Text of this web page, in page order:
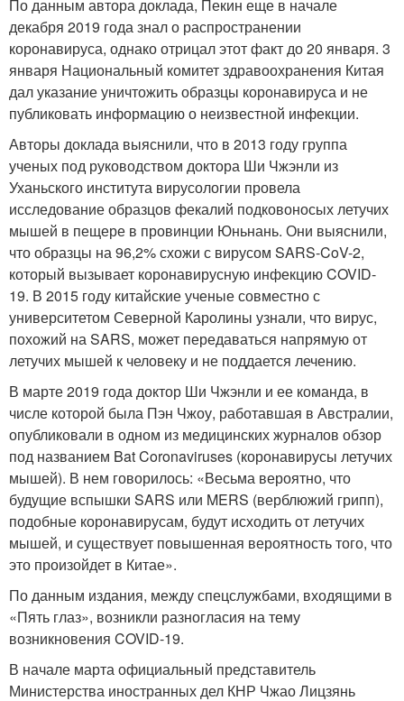
По данным автора доклада, Пекин еще в начале
декабря 2019 года знал о распространении
коронавируса, однако отрицал этот факт до 20 января. 3
января Национальный комитет здравоохранения Китая
дал указание уничтожить образцы коронавируса и не
публиковать информацию о неизвестной инфекции.
Авторы доклада выяснили, что в 2013 году группа
ученых под руководством доктора Ши Чжэнли из
Уханьского института вирусологии провела
исследование образцов фекалий подковоносых летучих
мышей в пещере в провинции Юньнань. Они выяснили,
что образцы на 96,2% схожи с вирусом SARS-CoV-2,
который вызывает коронавирусную инфекцию COVID-
19. В 2015 году китайские ученые совместно с
университетом Северной Каролины узнали, что вирус,
похожий на SARS, может передаваться напрямую от
летучих мышей к человеку и не поддается лечению.
В марте 2019 года доктор Ши Чжэнли и ее команда, в
числе которой была Пэн Чжоу, работавшая в Австралии,
опубликовали в одном из медицинских журналов обзор
под названием Bat Coronaviruses (коронавирусы летучих
мышей). В нем говорилось: «Весьма вероятно, что
будущие вспышки SARS или MERS (верблюжий грипп),
подобные коронавирусам, будут исходить от летучих
мышей, и существует повышенная вероятность того, что
это произойдет в Китае».
По данным издания, между спецслужбами, входящими в
«Пять глаз», возникли разногласия на тему
возникновения COVID-19.
В начале марта официальный представитель
Министерства иностранных дел КНР Чжао Лицзянь